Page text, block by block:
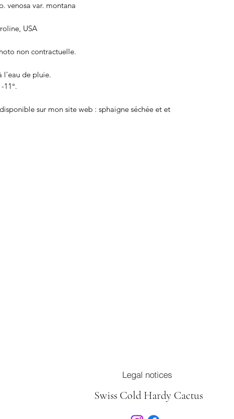
venosa var. montana
USA
non contractuelle.
l'eau de pluie.
11°.
sur mon site web : sphaigne séchée et et
Legal notices
Swiss Cold Hardy Cactus